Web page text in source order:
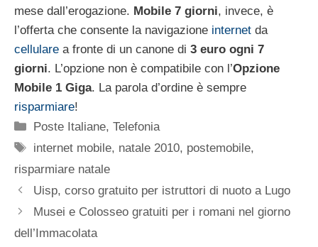
mese dall’erogazione. Mobile 7 giorni, invece, è
l’offerta che consente la navigazione internet da
cellulare a fronte di un canone di 3 euro ogni 7
giorni. L’opzione non è compatibile con l’Opzione
Mobile 1 Giga. La parola d’ordine è sempre
risparmiare!
Categorie
Poste Italiane,Telefonia
Tag
internet mobile, natale 2010, postemobile,
risparmiare natale
Uisp, corso gratuito per istruttori di nuoto a Lugo
Musei e Colosseo gratuiti per i romani nel giorno
dell’Immacolata